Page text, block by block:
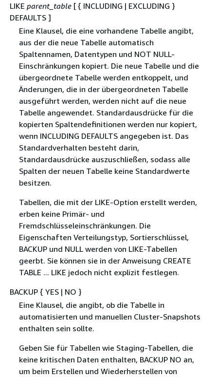
LIKE parent_table [ { INCLUDING | EXCLUDING }
DEFAULTS ]
Eine Klausel, die eine vorhandene Tabelle angibt,
aus der die neue Tabelle automatisch
Spaltennamen, Datentypen und NOT NULL-
Einschränkungen kopiert. Die neue Tabelle und die
übergeordnete Tabelle werden entkoppelt, und
Änderungen, die in der übergeordneten Tabelle
ausgeführt werden, werden nicht auf die neue
Tabelle angewendet. Standardausdrücke für die
kopierten Spaltendefinitionen werden nur kopiert,
wenn INCLUDING DEFAULTS angegeben ist. Das
Standardverhalten besteht darin,
Standardausdrücke auszuschließen, sodass alle
Spalten der neuen Tabelle keine Standardwerte
besitzen.
Tabellen, die mit der LIKE-Option erstellt werden,
erben keine Primär- und
Fremdschlüsseleinschränkungen. Die
Eigenschaften Verteilungstyp, Sortierschlüssel,
BACKUP und NULL werden von LIKE-Tabellen
geerbt. Sie können sie in der Anweisung CREATE
TABLE ... LIKE jedoch nicht explizit festlegen.
BACKUP { YES | NO }
Eine Klausel, die angibt, ob die Tabelle in
automatisierten und manuellen Cluster-Snapshots
enthalten sein sollte.
Geben Sie für Tabellen wie Staging-Tabellen, die
keine kritischen Daten enthalten, BACKUP NO an,
um beim Erstellen und Wiederherstellen von